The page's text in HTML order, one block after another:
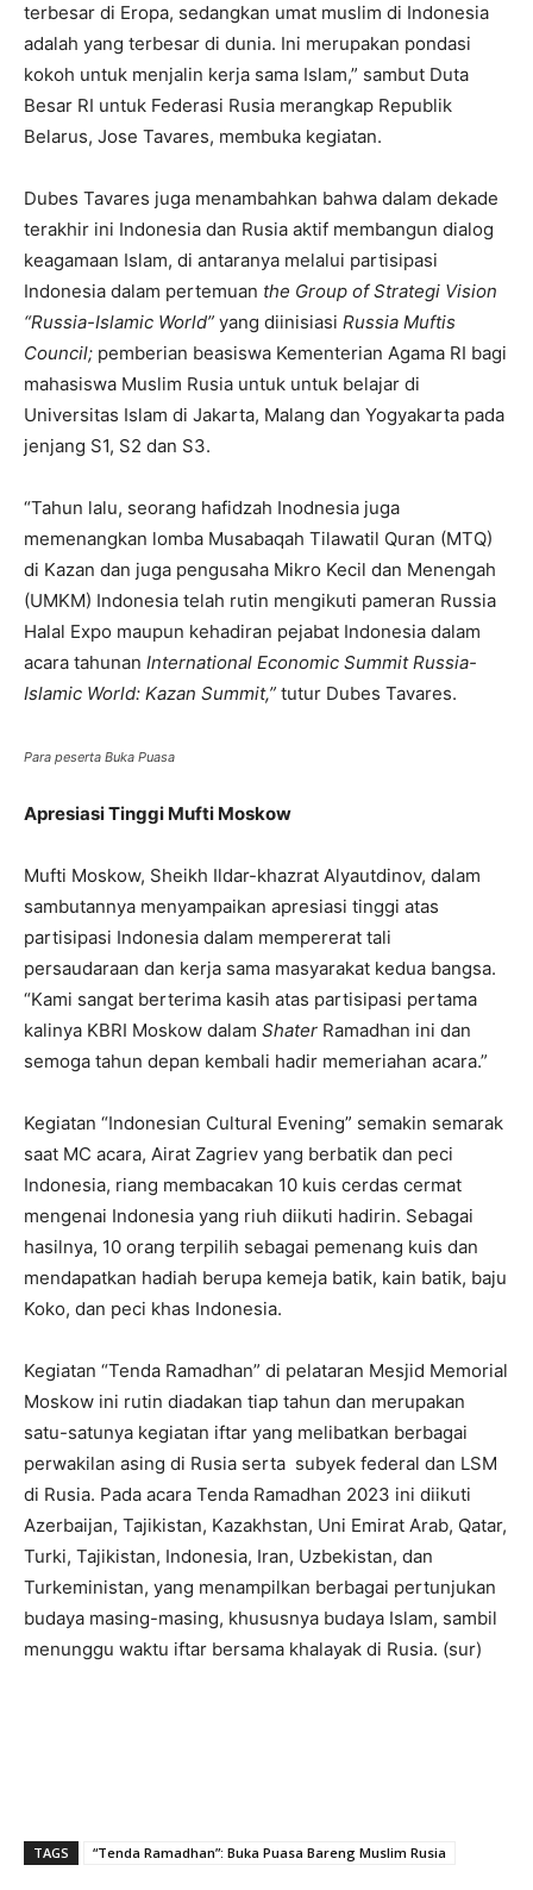
terbesar di Eropa, sedangkan umat muslim di Indonesia
adalah yang terbesar di dunia. Ini merupakan pondasi
kokoh untuk menjalin kerja sama Islam,” sambut Duta
Besar RI untuk Federasi Rusia merangkap Republik
Belarus, Jose Tavares, membuka kegiatan.
Dubes Tavares juga menambahkan bahwa dalam dekade
terakhir ini Indonesia dan Rusia aktif membangun dialog
keagamaan Islam, di antaranya melalui partisipasi
Indonesia dalam pertemuan the Group of Strategi Vision
“Russia-Islamic World” yang diinisiasi Russia Muftis
Council; pemberian beasiswa Kementerian Agama RI bagi
mahasiswa Muslim Rusia untuk untuk belajar di
Universitas Islam di Jakarta, Malang dan Yogyakarta pada
jenjang S1, S2 dan S3.
“Tahun lalu, seorang hafidzah Inodnesia juga
memenangkan lomba Musabaqah Tilawatil Quran (MTQ)
di Kazan dan juga pengusaha Mikro Kecil dan Menengah
(UMKM) Indonesia telah rutin mengikuti pameran Russia
Halal Expo maupun kehadiran pejabat Indonesia dalam
acara tahunan International Economic Summit Russia-
Islamic World: Kazan Summit,” tutur Dubes Tavares.
Para peserta Buka Puasa
Apresiasi Tinggi Mufti Moskow
Mufti Moskow, Sheikh Ildar-khazrat Alyautdinov, dalam
sambutannya menyampaikan apresiasi tinggi atas
partisipasi Indonesia dalam mempererat tali
persaudaraan dan kerja sama masyarakat kedua bangsa.
“Kami sangat berterima kasih atas partisipasi pertama
kalinya KBRI Moskow dalam Shater Ramadhan ini dan
semoga tahun depan kembali hadir memeriahan acara.”
Kegiatan “Indonesian Cultural Evening” semakin semarak
saat MC acara, Airat Zagriev yang berbatik dan peci
Indonesia, riang membacakan 10 kuis cerdas cermat
mengenai Indonesia yang riuh diikuti hadirin. Sebagai
hasilnya, 10 orang terpilih sebagai pemenang kuis dan
mendapatkan hadiah berupa kemeja batik, kain batik, baju
Koko, dan peci khas Indonesia.
Kegiatan “Tenda Ramadhan” di pelataran Mesjid Memorial
Moskow ini rutin diadakan tiap tahun dan merupakan
satu-satunya kegiatan iftar yang melibatkan berbagai
perwakilan asing di Rusia serta subyek federal dan LSM
di Rusia. Pada acara Tenda Ramadhan 2023 ini diikuti
Azerbaijan, Tajikistan, Kazakhstan, Uni Emirat Arab, Qatar,
Turki, Tajikistan, Indonesia, Iran, Uzbekistan, dan
Turkeministan, yang menampilkan berbagai pertunjukan
budaya masing-masing, khususnya budaya Islam, sambil
menunggu waktu iftar bersama khalayak di Rusia. (sur)
TAGS “Tenda Ramadhan”: Buka Puasa Bareng Muslim Rusia